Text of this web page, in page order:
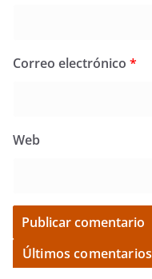
Correo electrónico *
Web
Últimos comentarios